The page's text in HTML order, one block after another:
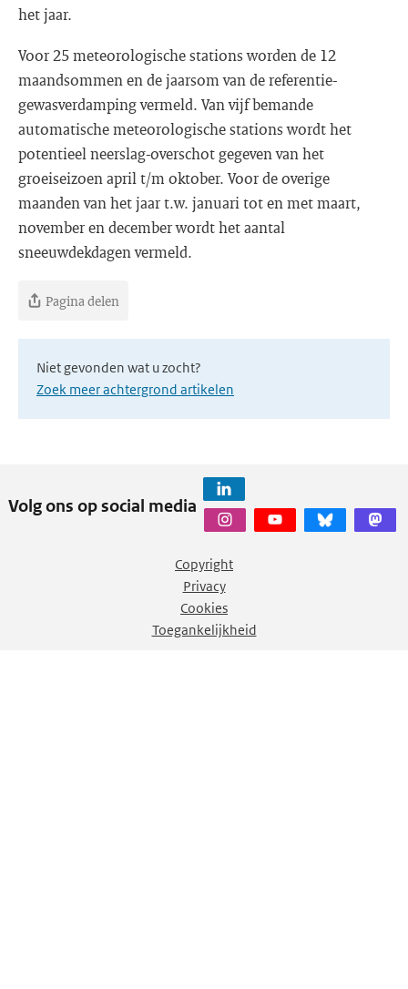
het jaar.
Voor 25 meteorologische stations worden de 12
maandsommen en de jaarsom van de referentie-
gewasverdamping vermeld. Van vijf bemande
automatische meteorologische stations wordt het
potentieel neerslag-overschot gegeven van het
groeiseizoen april t/m oktober. Voor de overige
maanden van het jaar t.w. januari tot en met maart,
november en december wordt het aantal
sneeuwdekdagen vermeld.
Pagina delen
Niet gevonden wat u zocht?
Zoek meer achtergrond artikelen
Volg ons op social media
Copyright
Privacy
Cookies
Toegankelijkheid